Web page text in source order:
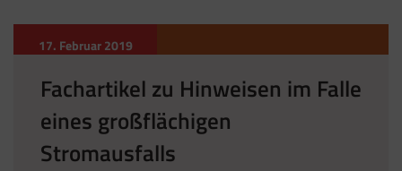
17. Februar 2019
Fachartikel zu Hinweisen im Falle
eines großflächigen
Stromausfalls